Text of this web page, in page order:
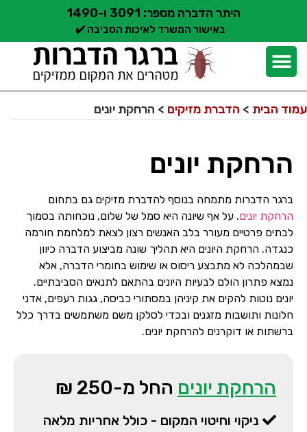
היתר הדברה מספר: 3091 ו-1490
באישור המשרד לאיכות הסביבה ✔️
עמוד הבית > הדברת מזיקים > הרחקת יונים
הרחקת יונים
ברגר הדברות מתמחה בנוסף להדברת מזיקים גם בתחום
הרחקת יונים. על אף שיונה היא סמל של שלום, נוכחותה בסמוך
לבתים פרטיים מעורר בלב האנשים רצון לצאת למלחמת חורמה
כנגדה. הרחקת היונים היא תהליך שונה מביצוע הדברה כיוון
שבמהלכה לא מתבצע ריסוס או שימוש בחומרי הדברה, אלא
נמצא פתרון הולם לבעיות היונים בהתאם לתנאים הסביבתיים.
יונים נוטות להקים את קיניהן במסתורי כביסה, גגות רעפים, אדני
חלונות ותושבות מזגנים ובכדי לסלקן משם משתמשים בדרך כלל
ברשתות או דוקרנים להרחקת יונים.
הרחקת יונים החל מ-250 ₪
ניקוי וחיטוי המקום - כולל אחריות מלאה